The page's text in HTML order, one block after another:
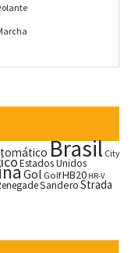
Brasil City
Estados Unidos
Gol GolfHB20 HR-V
SanderoStrada